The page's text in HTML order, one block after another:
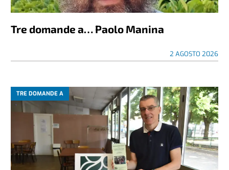
Tre domande a… Paolo Manina
2 AGOSTO 2026
TRE DOMANDE A